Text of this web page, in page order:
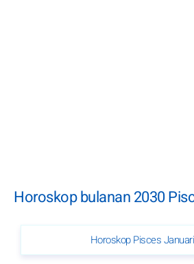
Horoskop bulanan 2030
Horoskop Pisces